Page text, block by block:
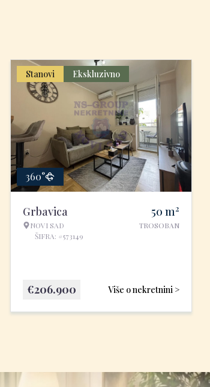
Stanovi Ekskluzivno
360°
Grbavica
NOVI SAD
ŠIFRA: #573149
50 m2
TROSOBAN
Više o nekretnini >
€206.900